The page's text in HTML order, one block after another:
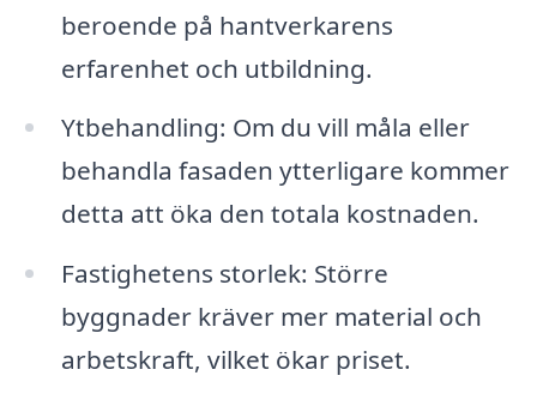
beroende på hantverkarens
erfarenhet och utbildning.
Ytbehandling: Om du vill måla eller
behandla fasaden ytterligare kommer
detta att öka den totala kostnaden.
Fastighetens storlek: Större
byggnader kräver mer material och
arbetskraft, vilket ökar priset.